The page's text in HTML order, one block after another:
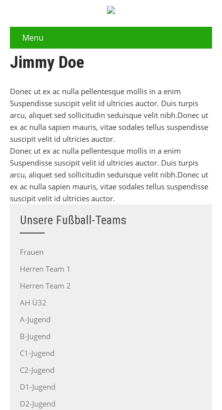
Menu
Jimmy Doe
Donec ut ex ac nulla pellentesque mollis in a enim
Suspendisse suscipit velit id ultricies auctor. Duis turpis
arcu, aliquet sed sollicitudin seduisque velit nibh.Donec ut
ex ac nulla sapien mauris, vitae sodales tellus suspendisse
suscipit velit id ultricies auctor.
Donec ut ex ac nulla pellentesque mollis in a enim
Suspendisse suscipit velit id ultricies auctor. Duis turpis
arcu, aliquet sed sollicitudin seduisque velit nibh.Donec ut
ex ac nulla sapien mauris, vitae sodales tellus suspendisse
suscipit velit id ultricies auctor.
Unsere Fußball-Teams
Frauen
Herren Team 1
Herren Team 2
AH Ü32
A-Jugend
B-Jugend
C1-Jugend
C2-Jugend
D1-Jugend
D2-Jugend